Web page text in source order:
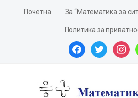
Почетна За “Математика за
Политика за
facebooktwitter